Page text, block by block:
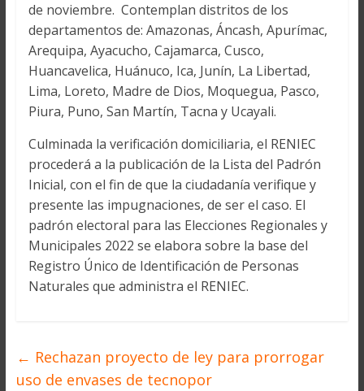
de noviembre. Contemplan distritos de los
departamentos de: Amazonas, Áncash, Apurímac,
Arequipa, Ayacucho, Cajamarca, Cusco,
Huancavelica, Huánuco, Ica, Junín, La Libertad,
Lima, Loreto, Madre de Dios, Moquegua, Pasco,
Piura, Puno, San Martín, Tacna y Ucayali.
Culminada la verificación domiciliaria, el RENIEC
procederá a la publicación de la Lista del Padrón
Inicial, con el fin de que la ciudadanía verifique y
presente las impugnaciones, de ser el caso. El
padrón electoral para las Elecciones Regionales y
Municipales 2022 se elabora sobre la base del
Registro Único de Identificación de Personas
Naturales que administra el RENIEC.
← Rechazan proyecto de ley para prorrogar
uso de envases de tecnopor